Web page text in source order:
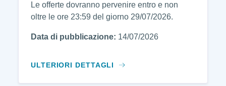
Le offerte dovranno pervenire entro e non
oltre le ore 23:59 del giorno 29/07/2026.
Data di pubblicazione: 14/07/2026
ULTERIORI DETTAGLI